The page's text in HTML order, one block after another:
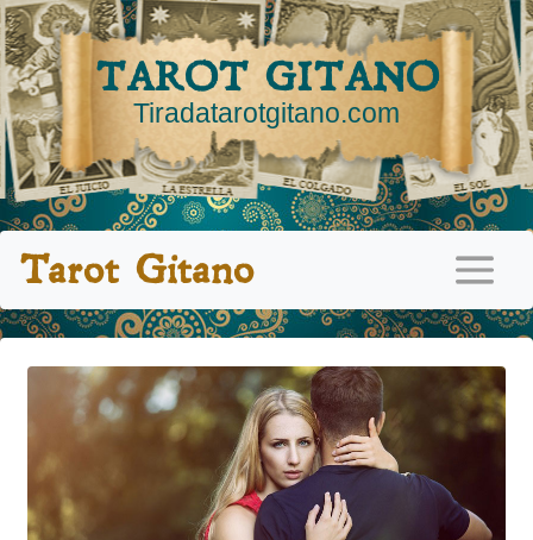
TAROT GITANO
Tiradatarotgitano.com
Tarot Gitano